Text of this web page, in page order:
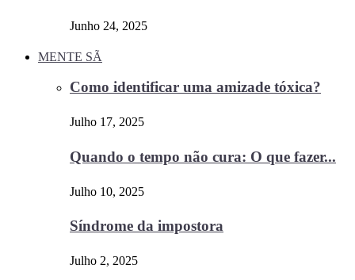
Junho 24, 2025
MENTE SÃ
Como identificar uma amizade tóxica?
Julho 17, 2025
Quando o tempo não cura: O que fazer...
Julho 10, 2025
Síndrome da impostora
Julho 2, 2025